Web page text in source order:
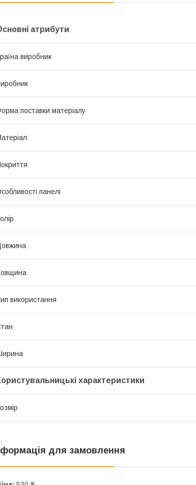
атрибути
виробник
поставки матеріалу
панелі
використання
характеристики
для замовлення